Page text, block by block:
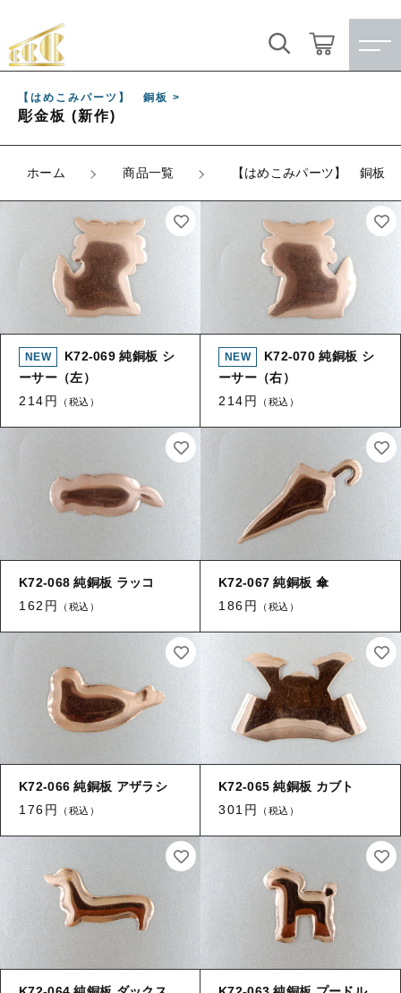
【はめこみパーツ】 銅板 >
彫金板 (新作)
ホーム 商品一覧 【はめこみパーツ】 銅板
K72-069 純銅板 シ
ーサー（左）
214円
（税込）
K72-070 純銅板 シ
ーサー（右）
214円
（税込）
K72-068 純銅板 ラッコ
162円
（税込）
K72-067 純銅板 傘
186円
（税込）
K72-066 純銅板 アザラシ
176円
（税込）
K72-065 純銅板 カブト
301円
（税込）
すべての商品
★訳ありアウトレット★
【メッキ付】 製品
【はめこみパーツ】 銅板
【はめこみパーツ】 アミ
【表金具】 皿・ミール皿
【表金具】 浅皿
【表金具】 4ッ爪
【表金具】 平板
【表金具】 プレート
【留め金具】 ブローチピン
【留め金具】 指輪
【留め金具】 イヤリング
【留め金具】 クリップ・差込
【留め金具】 マスク用クリップ
【留め金具】 蝶タック
★訳ありアウトレット★
【メッキ付】 製品
【メッキ付】 ブローチ台
【はめこみパーツ】 銅板
【はめこみパーツ】 アルミ板
【表金具】 皿・ミール皿
【表金具】 浅皿
【表金具】 透かしパーツ
【表金具】 平板
【表金具】 プレート
【留め金具】 ブローチピン
【留め金具】 丸カン・小判カン
【留め金具】 指輪
こだわり検索
親カテゴリ
子カテゴリ
価格帯
セール